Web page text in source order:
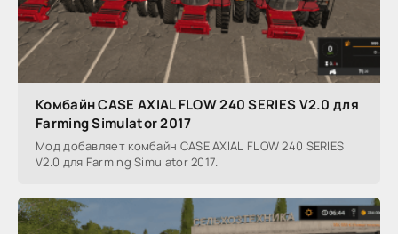
Комбайн CASE AXIAL FLOW 240 SERIES V2.0 для
Farming Simulator 2017
Мод добавляет комбайн CASE AXIAL FLOW 240 SERIES
V2.0 для Farming Simulator 2017.